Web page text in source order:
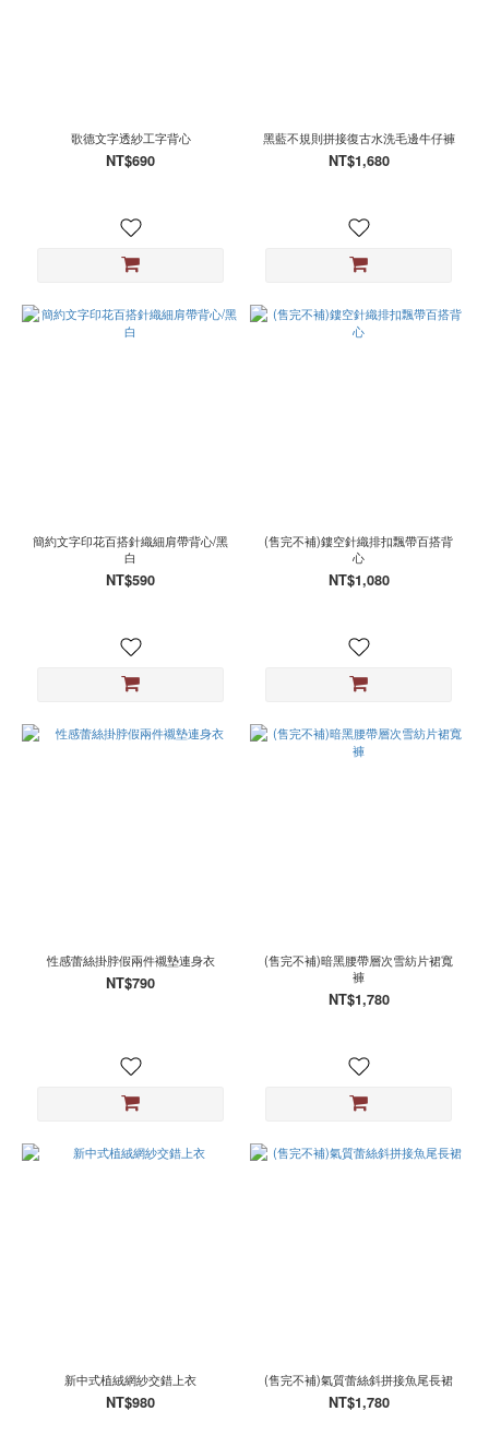
歌德文字透紗工字背心
NT$690
黑藍不規則拼接復古水洗毛邊牛仔褲
NT$1,680
簡約文字印花百搭針織細肩帶背心/黑
白
NT$590
(售完不補)鏤空針織排扣飄帶百搭背
心
NT$1,080
性感蕾絲掛脖假兩件襯墊連身衣
NT$790
(售完不補)暗黑腰帶層次雪紡片裙寬
褲
NT$1,780
新中式植絨網紗交錯上衣
NT$980
(售完不補)氣質蕾絲斜拼接魚尾長裙
NT$1,780